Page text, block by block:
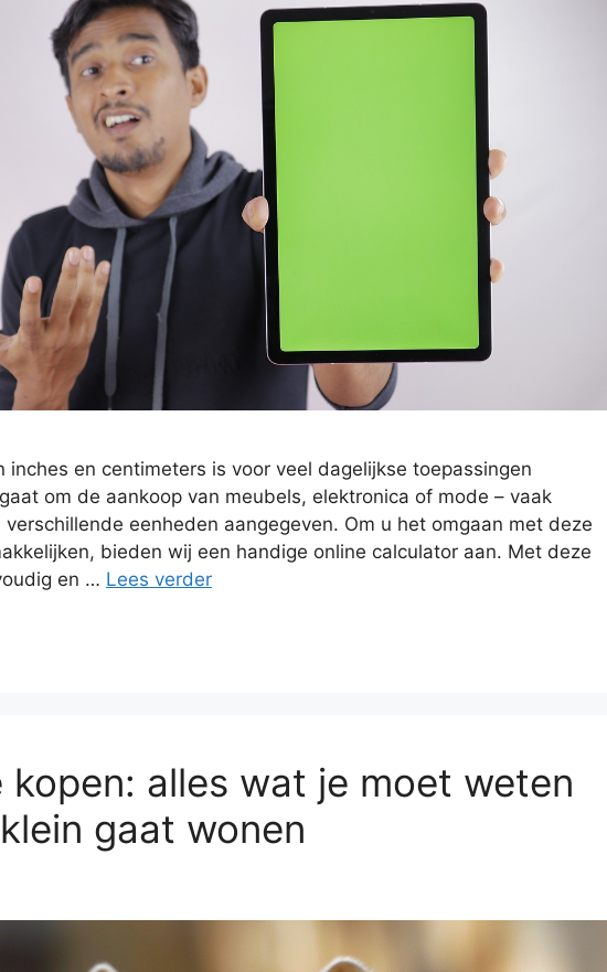
inches en centimeters is voor veel dagelijkse toepassingen
om de aankoop van meubels, elektronica of mode – vaak
eenheden aangegeven. Om u het omgaan met deze
bieden wij een handige online calculator aan. Met deze
en … Lees verder
kopen: alles wat je moet weten
gaat wonen